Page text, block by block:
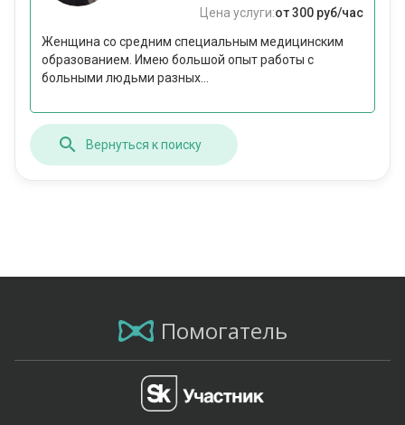
Цена услуги:от 300 руб/час
Женщина со средним специальным медицинским
образованием. Имею большой опыт работы с
больными людьми разных...
Вернуться к поиску
Помогатель